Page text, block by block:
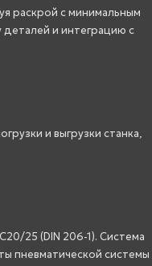
раскрой с минимальным
и интеграцию с
и выгрузки станка,
25 (DIN 206-1). Система
пневматической системы